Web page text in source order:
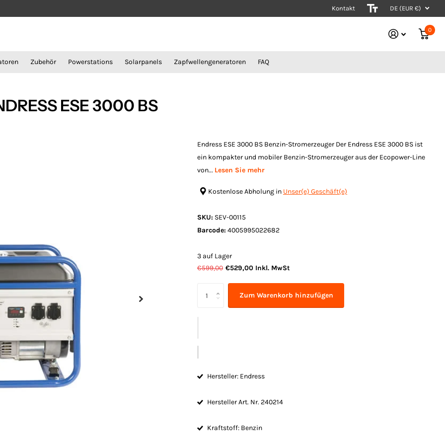
Stromerzeuger vom Experten
Kontakt DE (EUR €)
0
Zubehör Powerstations Solarpanels Zapfwellengeneratoren FAQ
ESE 3000 BS
Endress ESE 3000 BS Benzin-Stromerzeuger Der Endress ESE 3000 BS ist
ein kompakter und mobiler Benzin-Stromerzeuger aus der Ecopower-Line
von... Lesen Sie mehr
Kostenlose Abholung in Unser(e) Geschäft(e)
SKU: SEV-00115
Barcode: 4005995022682
3 auf Lager
€599,00 €529,00 Inkl. MwSt
Zum Warenkorb hinzufügen
Hersteller: Endress
Hersteller Art. Nr. 240214
Kraftstoff: Benzin